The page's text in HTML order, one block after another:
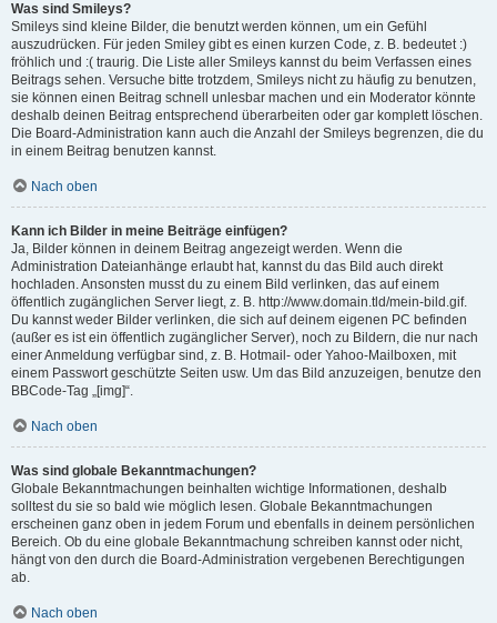
Was sind Smileys?
Smileys sind kleine Bilder, die benutzt werden können, um ein Gefühl
auszudrücken. Für jeden Smiley gibt es einen kurzen Code, z. B. bedeutet :)
fröhlich und :( traurig. Die Liste aller Smileys kannst du beim Verfassen eines
Beitrags sehen. Versuche bitte trotzdem, Smileys nicht zu häufig zu benutzen,
sie können einen Beitrag schnell unlesbar machen und ein Moderator könnte
deshalb deinen Beitrag entsprechend überarbeiten oder gar komplett löschen.
Die Board-Administration kann auch die Anzahl der Smileys begrenzen, die du
in einem Beitrag benutzen kannst.
Nach oben
Kann ich Bilder in meine Beiträge einfügen?
Ja, Bilder können in deinem Beitrag angezeigt werden. Wenn die
Administration Dateianhänge erlaubt hat, kannst du das Bild auch direkt
hochladen. Ansonsten musst du zu einem Bild verlinken, das auf einem
öffentlich zugänglichen Server liegt, z. B. http://www.domain.tld/mein-bild.gif.
Du kannst weder Bilder verlinken, die sich auf deinem eigenen PC befinden
(außer es ist ein öffentlich zugänglicher Server), noch zu Bildern, die nur nach
einer Anmeldung verfügbar sind, z. B. Hotmail- oder Yahoo-Mailboxen, mit
einem Passwort geschützte Seiten usw. Um das Bild anzuzeigen, benutze den
BBCode-Tag „[img]“.
Nach oben
Was sind globale Bekanntmachungen?
Globale Bekanntmachungen beinhalten wichtige Informationen, deshalb
solltest du sie so bald wie möglich lesen. Globale Bekanntmachungen
erscheinen ganz oben in jedem Forum und ebenfalls in deinem persönlichen
Bereich. Ob du eine globale Bekanntmachung schreiben kannst oder nicht,
hängt von den durch die Board-Administration vergebenen Berechtigungen
ab.
Nach oben